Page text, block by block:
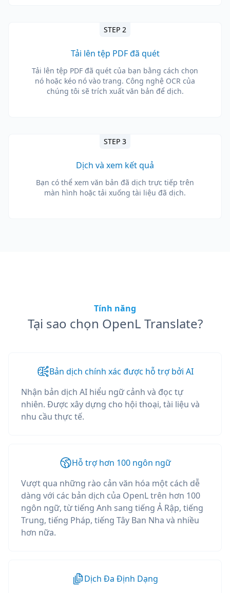
STEP 2
Tải lên tệp PDF đã quét
Tải lên tệp PDF đã quét của bạn bằng cách chọn
nó hoặc kéo nó vào trang. Công nghệ OCR của
chúng tôi sẽ trích xuất văn bản để dịch.
STEP 3
Dịch và xem kết quả
Bạn có thể xem văn bản đã dịch trực tiếp trên
màn hình hoặc tải xuống tài liệu đã dịch.
Tính năng
Tại sao chọn OpenL Translate?
Bản dịch chính xác được hỗ trợ bởi AI
Nhận bản dịch AI hiểu ngữ cảnh và đọc tự
nhiên. Được xây dựng cho hội thoại, tài liệu và
nhu cầu thực tế.
Hỗ trợ hơn 100 ngôn ngữ
Vượt qua những rào cản văn hóa một cách dễ
dàng với các bản dịch của OpenL trên hơn 100
ngôn ngữ, từ tiếng Anh sang tiếng Ả Rập, tiếng
Trung, tiếng Pháp, tiếng Tây Ban Nha và nhiều
hơn nữa.
Dịch Đa Định Dạng